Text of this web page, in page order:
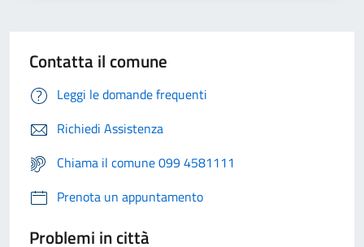
Contatta il comune
Leggi le domande frequenti
Richiedi Assistenza
Chiama il comune 099 4581111
Prenota un appuntamento
Problemi in città